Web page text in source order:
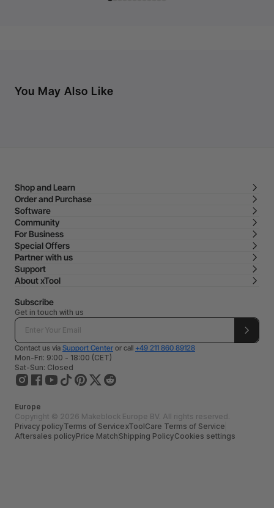
You May Also Like
Shop and Learn
Order and Purchase
Software
Community
For Business
Special Offers
Partner with us
Support
About xTool
Subscribe
Get in touch with us
Contact us via Support Center or call +49 211 860 89128
Mon-Fri: 9:00 - 18:00 (CET)
Sat-Sun: Closed
Europe
Copyright © 2026 Makeblock Europe BV. All rights reserved.
Privacy policyTerms of ServicexToolCare Terms of Service
Aftersales policyPrice Match Shipping PolicyCookies settings